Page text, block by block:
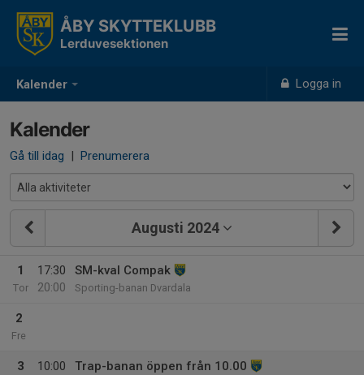
Kalender Logga in
ÅBY SKYTTEKLUBB
Lerduvesektionen
Kalender
Gå till idag | Prenumerera
Augusti 2024
1
Tor
17:30
20:00
SM-kval Compak
Sporting-banan Dvardala
2
Fre
3
10:00
Trap-banan öppen från 10.00